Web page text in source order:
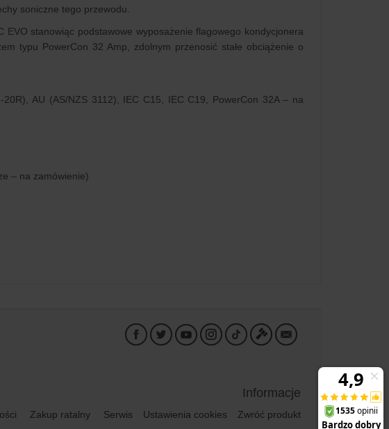
soniczne tego przewodu.
stanowiąc podstawowe wyposażenie flagowego kondycjonera
typu PowerCon 32 Amp, zdolnym przenosić stałe obciążenie o
AU (AS/NZS 3112), IEC C15, IEC C19, PowerCon 32A – na
– na zamówienie)
Informacje
Zakup ratalny Serwis Ustawienia cookies
Zwróć produkt